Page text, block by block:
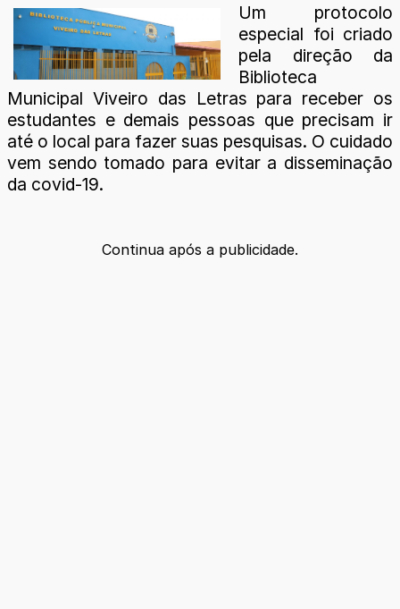
Um protocolo
especial foi criado
pela direção da
Biblioteca
Municipal Viveiro das Letras para receber os
estudantes e demais pessoas que precisam ir
até o local para fazer suas pesquisas. O cuidado
vem sendo tomado para evitar a disseminação
da covid-19.
Continua após a publicidade.